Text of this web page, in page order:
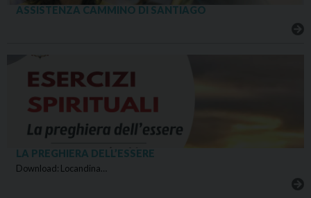
ASSISTENZA CAMMINO DI SANTIAGO
LA PREGHIERA DELL’ESSERE
Download: Locandina…